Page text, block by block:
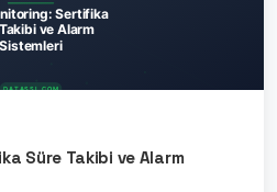
Süre Takibi ve Alarm